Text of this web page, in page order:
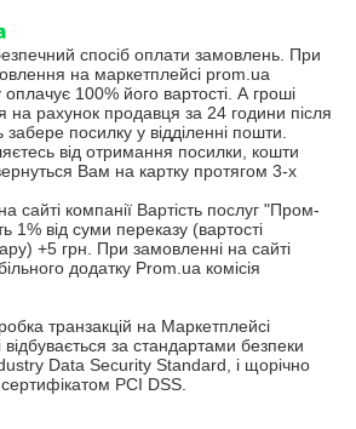
спосіб оплати замовлень. При
на маркетплейсі prom.ua
оплачує 100% його вартості. А гроші
на рахунок продавця за 24 години після
забере посилку у відділенні пошти.
від отримання посилки, кошти
Вам на картку протягом 3-х
сайті компанії Вартість послуг "Пром-
1% від суми переказу (вартості
+5 грн. При замовленні на сайті
додатку Prom.ua комісія
транзакцій на Маркетплейсі
за стандартами безпеки
Data Security Standard, і щорічно
PCI DSS.